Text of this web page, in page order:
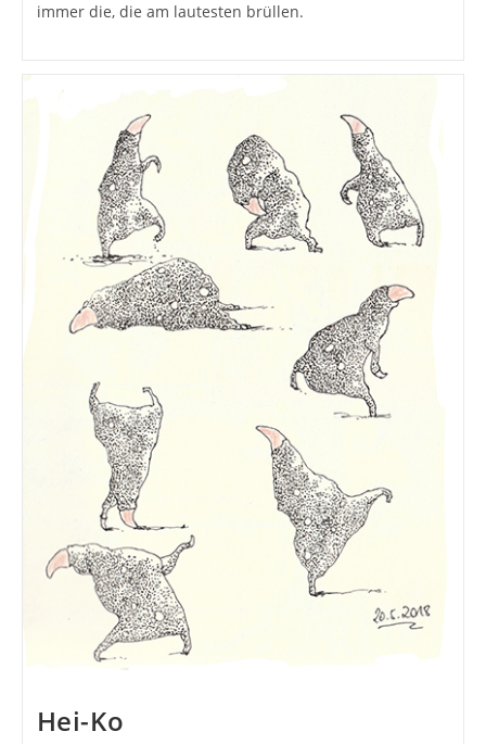
immer die, die am lautesten brüllen.
Hei-Ko